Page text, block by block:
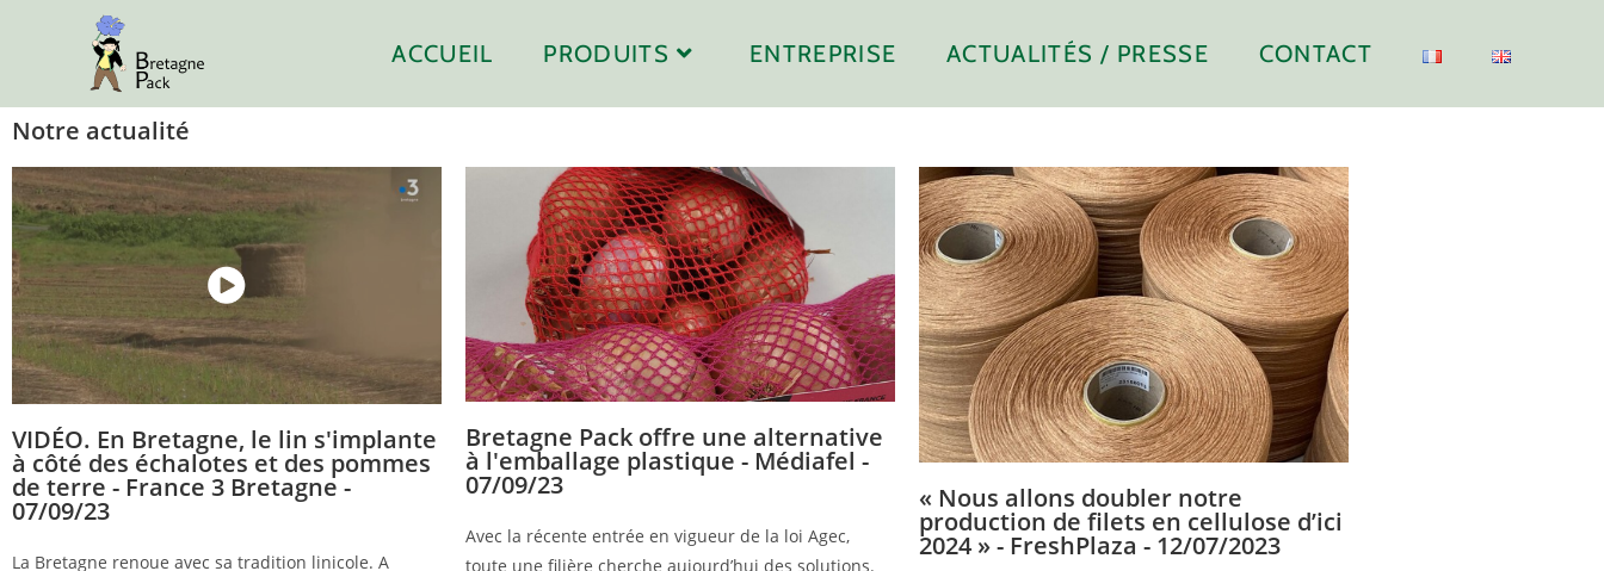
ACCUEIL PRODUITS ENTREPRISE ACTUALITÉS / PRESSE CONTACT
Notre actualité
VIDÉO. En Bretagne, le lin s'implante
à côté des échalotes et des pommes
de terre - France 3 Bretagne -
07/09/23
La Bretagne renoue avec sa tradition linicole. A
Bretagne Pack offre une alternative
à l'emballage plastique - Médiafel -
07/09/23
Avec la récente entrée en vigueur de la loi Agec,
toute une filière cherche aujourd’hui des solutions.
« Nous allons doubler notre
production de filets en cellulose d’ici
2024 » - FreshPlaza - 12/07/2023